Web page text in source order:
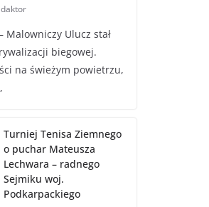
Malowniczy Ulucz stał
biegowej.
na świeżym powietrzu,
Turniej Tenisa Ziemnego
o puchar Mateusza
Lechwara – radnego
Sejmiku woj.
Podkarpackiego